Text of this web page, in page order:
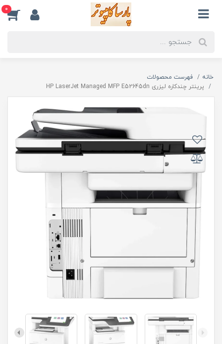
0
خانه
فهرست محصولات
پرینتر چندکاره لیزری HP LaserJet Managed MFP E52645dn